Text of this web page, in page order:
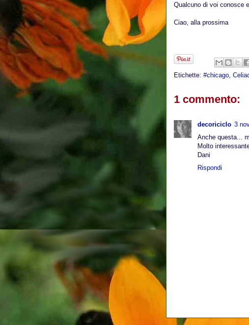
Qualcuno di voi conosce
Ciao, alla prossima
Etichette: #chicago
1 commento:
decoriciclo 3
Anche questa...
Molto
Dani
Rispondi